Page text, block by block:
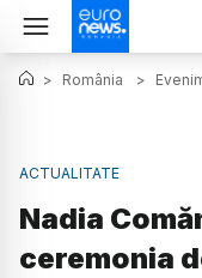
> România >
ACTUALITATE
Nadia
ceremonia